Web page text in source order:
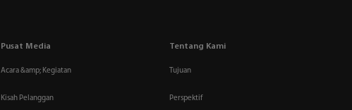
Pusat Media
Acara &amp; Kegiatan
Kisah Pelanggan
Tentang Kami
Tujuan
Perspektif